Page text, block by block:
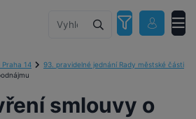
14
93. pravidelné jednání Rady městské části
smlouvy o